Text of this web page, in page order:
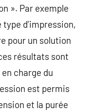
». Par exemple
d’impression,
pour un solution
résultats sont
charge du
est permis
et la purée